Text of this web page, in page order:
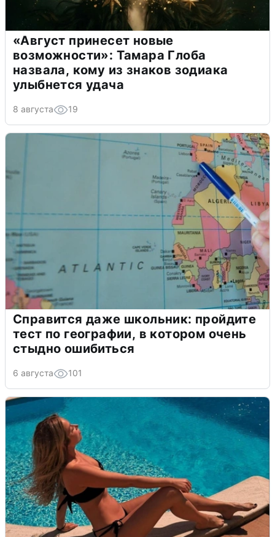
«Август принесет новые
возможности»: Тамара Глоба
назвала, кому из знаков зодиака
улыбнется удача
8 августа 19
Справится даже школьник: пройдите
тест по географии, в котором очень
стыдно ошибиться
6 августа 101